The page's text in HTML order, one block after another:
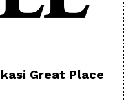
Great Place